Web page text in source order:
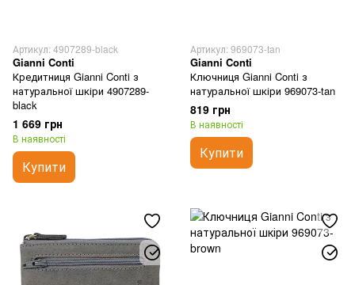
Артикул: 4907289-black
Gianni Conti
Кредитниця Gianni Conti з
натуральної шкіри 4907289-
black
1 669 грн
В наявності
Купити
Артикул: 969073-tan
Gianni Conti
Ключниця Gianni Conti з
натуральної шкіри 969073-tan
819 грн
В наявності
Купити